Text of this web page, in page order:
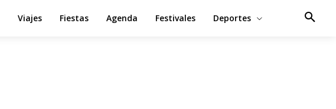
Viajes Fiestas Agenda Festivales Deportes